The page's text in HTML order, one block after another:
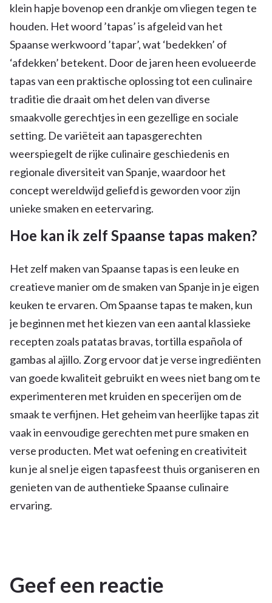
klein hapje bovenop een drankje om vliegen tegen te
houden. Het woord ’tapas’ is afgeleid van het
Spaanse werkwoord ’tapar’, wat ‘bedekken’ of
‘afdekken’ betekent. Door de jaren heen evolueerde
tapas van een praktische oplossing tot een culinaire
traditie die draait om het delen van diverse
smaakvolle gerechtjes in een gezellige en sociale
setting. De variëteit aan tapasgerechten
weerspiegelt de rijke culinaire geschiedenis en
regionale diversiteit van Spanje, waardoor het
concept wereldwijd geliefd is geworden voor zijn
unieke smaken en eetervaring.
Hoe kan ik zelf Spaanse tapas maken?
Het zelf maken van Spaanse tapas is een leuke en
creatieve manier om de smaken van Spanje in je eigen
keuken te ervaren. Om Spaanse tapas te maken, kun
je beginnen met het kiezen van een aantal klassieke
recepten zoals patatas bravas, tortilla española of
gambas al ajillo. Zorg ervoor dat je verse ingrediënten
van goede kwaliteit gebruikt en wees niet bang om te
experimenteren met kruiden en specerijen om de
smaak te verfijnen. Het geheim van heerlijke tapas zit
vaak in eenvoudige gerechten met pure smaken en
verse producten. Met wat oefening en creativiteit
kun je al snel je eigen tapasfeest thuis organiseren en
genieten van de authentieke Spaanse culinaire
ervaring.
Geef een reactie